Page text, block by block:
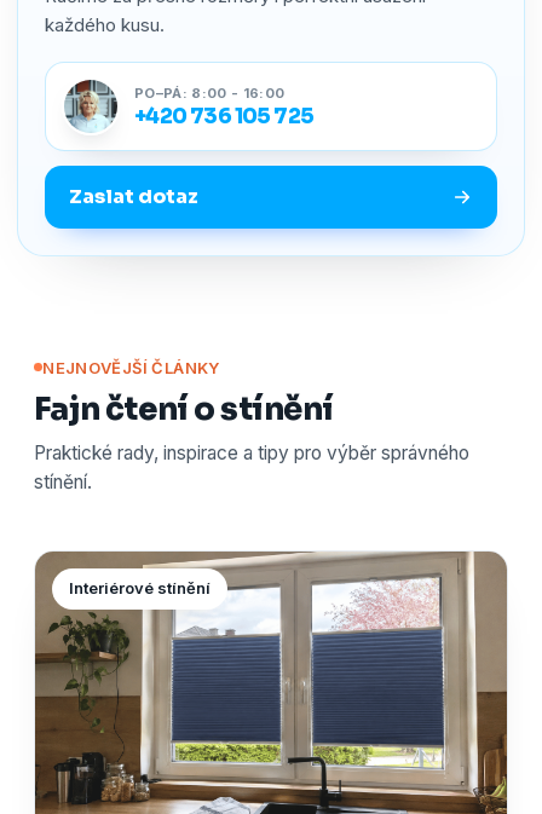
každého kusu.
PO–PÁ: 8:00 - 16:00
+420 736 105 725
Zaslat dotaz
NEJNOVĚJŠÍ ČLÁNKY
Fajn čtení o stínění
Praktické rady, inspirace a tipy pro výběr správného
stínění.
Interiérové stínění